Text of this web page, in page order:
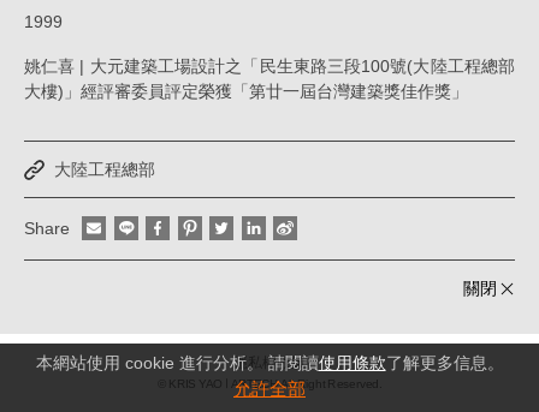
本網站使用 cookie 進行分析。 請閱讀使用條款了解更多信息。
允許全部
部
大
榮
|
仁
喜
1999
姚仁喜 | 大元建築工場設計之「民生東路三段100號(大陸工程總部
大樓)」經評審委員評定榮獲「第廿一屆台灣建築獎佳作獎」
大陸工程總部
Share
關閉
隱私權政策
© KRIS YAO ARTECH All Right Reserved.